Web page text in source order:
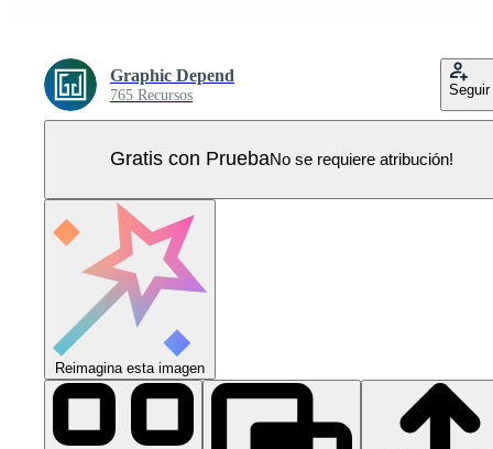
Graphic Depend
765 Recursos Seguir
Gratis con PruebaNo se requiere atribución!
Reimagina esta imagen